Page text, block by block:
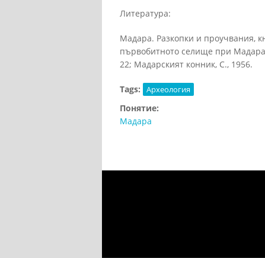
Литература:
Мадара. Разкопки и проучвания,
първобитното селище при
22; Мадарският конник, С., 1956.
Tags: Археология
Понятие:
Мадара